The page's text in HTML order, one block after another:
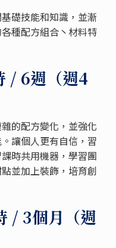
礎技能和知識，並漸
種配方組合丶材料特
/ 6週（週4
的配方變化，並強化
讓個人更有自信，習
時共用機器，學習團
並加上裝飾，培育創
/ 3個月（週